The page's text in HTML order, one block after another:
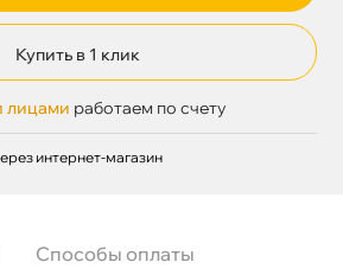
Купить в 1 клик
лицами работаем по счету
интернет-магазин
Способы оплаты